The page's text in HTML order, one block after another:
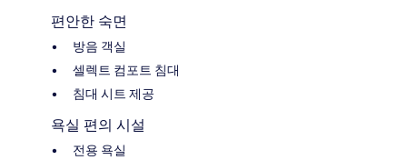
편안한 숙면
방음 객실
셀렉트 컴포트 침대
침대 시트 제공
욕실 편의 시설
전용 욕실